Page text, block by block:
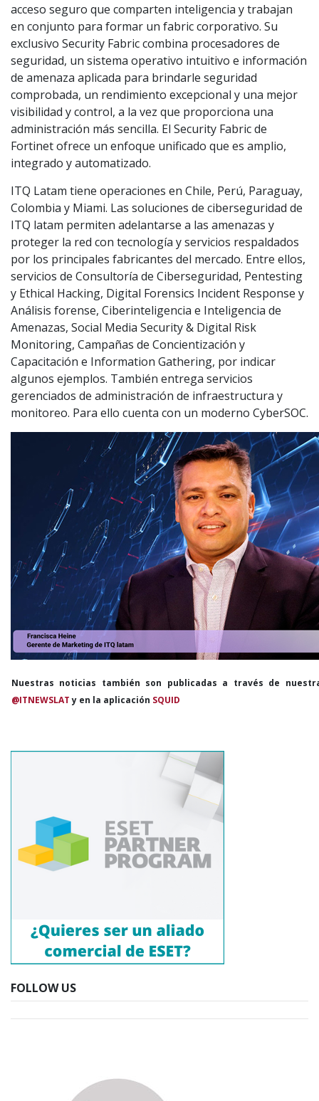
acceso seguro que comparten inteligencia y trabajan
en conjunto para formar un fabric corporativo. Su
exclusivo Security Fabric combina procesadores de
seguridad, un sistema operativo intuitivo e información
de amenaza aplicada para brindarle seguridad
comprobada, un rendimiento excepcional y una mejor
visibilidad y control, a la vez que proporciona una
administración más sencilla. El Security Fabric de
Fortinet ofrece un enfoque unificado que es amplio,
integrado y automatizado.
ITQ Latam tiene operaciones en Chile, Perú, Paraguay,
Colombia y Miami. Las soluciones de ciberseguridad de
ITQ latam permiten adelantarse a las amenazas y
proteger la red con tecnología y servicios respaldados
por los principales fabricantes del mercado. Entre ellos,
servicios de Consultoría de Ciberseguridad, Pentesting
y Ethical Hacking, Digital Forensics Incident Response y
Análisis forense, Ciberinteligencia e Inteligencia de
Amenazas, Social Media Security & Digital Risk
Monitoring, Campañas de Concientización y
Capacitación e Information Gathering, por indicar
algunos ejemplos. También entrega servicios
gerenciados de administración de infraestructura y
monitoreo. Para ello cuenta con un moderno CyberSOC.
Nuestras noticias también son publicadas a través de
@ITNEWSLATy en la aplicación SQUID
FOLLOW US